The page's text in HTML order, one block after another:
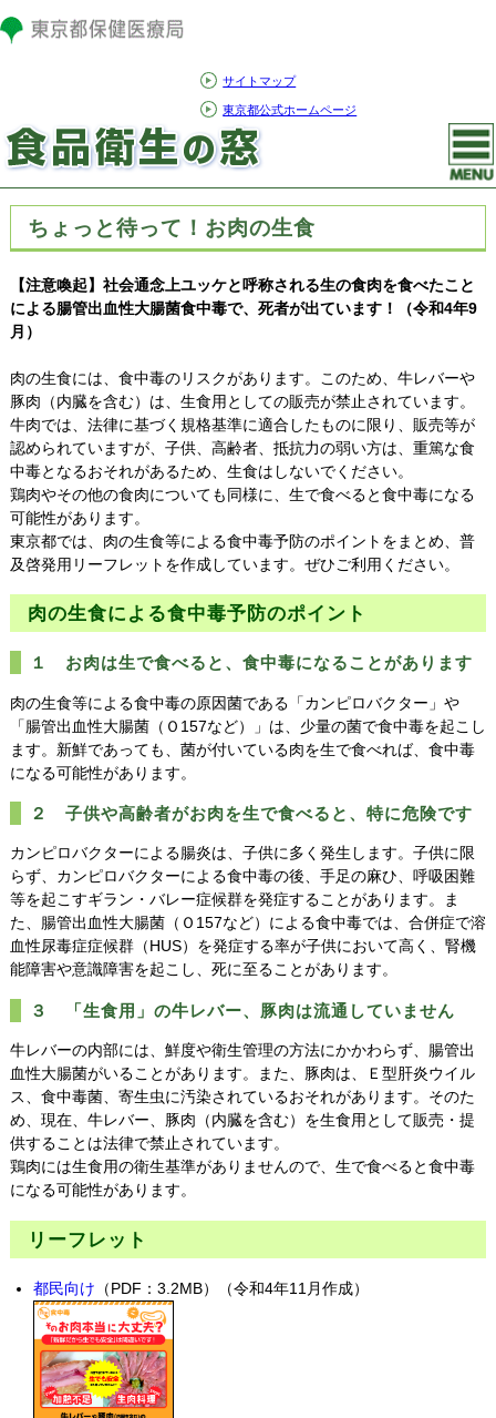
サイトマップ
東京都公式ホームページ
ちょっと待って！お肉の生食
【注意喚起】社会通念上ユッケと呼称される生の食肉を食べたこと
による腸管出血性大腸菌食中毒で、死者が出ています！（令和4年9
月）
肉の生食には、食中毒のリスクがあります。このため、牛レバーや
豚肉（内臓を含む）は、生食用としての販売が禁止されています。
牛肉では、法律に基づく規格基準に適合したものに限り、販売等が
認められていますが、子供、高齢者、抵抗力の弱い方は、重篤な食
中毒となるおそれがあるため、生食はしないでください。
鶏肉やその他の食肉についても同様に、生で食べると食中毒になる
可能性があります。
東京都では、肉の生食等による食中毒予防のポイントをまとめ、普
及啓発用リーフレットを作成しています。ぜひご利用ください。
肉の生食による食中毒予防のポイント
１ お肉は生で食べると、食中毒になることがあります
肉の生食等による食中毒の原因菌である「カンピロバクター」や
「腸管出血性大腸菌（Ｏ157など）」は、少量の菌で食中毒を起こし
ます。新鮮であっても、菌が付いている肉を生で食べれば、食中毒
になる可能性があります。
２ 子供や高齢者がお肉を生で食べると、特に危険です
カンピロバクターによる腸炎は、子供に多く発生します。子供に限
らず、カンピロバクターによる食中毒の後、手足の麻ひ、呼吸困難
等を起こすギラン・バレー症候群を発症することがあります。ま
た、腸管出血性大腸菌（Ｏ157など）による食中毒では、合併症で溶
血性尿毒症症候群（HUS）を発症する率が子供において高く、腎機
能障害や意識障害を起こし、死に至ることがあります。
３ 「生食用」の牛レバー、豚肉は流通していません
牛レバーの内部には、鮮度や衛生管理の方法にかかわらず、腸管出
血性大腸菌がいることがあります。また、豚肉は、Ｅ型肝炎ウイル
ス、食中毒菌、寄生虫に汚染されているおそれがあります。そのた
め、現在、牛レバー、豚肉（内臓を含む）を生食用として販売・提
供することは法律で禁止されています。
鶏肉には生食用の衛生基準がありませんので、生で食べると食中毒
になる可能性があります。
リーフレット
都民向け （PDF：3.2MB）（令和4年11月作成）